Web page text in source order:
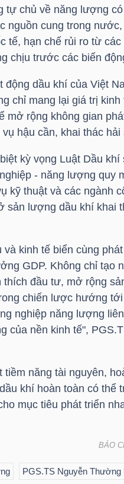
tự chủ về năng lượng
nguồn cung trong
tế, hạn chế rủi ro từ
chịu trước các biến
dầu khí của Việt
chỉ mang lại giá trị
mở rộng không gian
hậu cần, khai thác
kỳ vọng Luật Dầu khí
- năng lượng quy
kỹ thuật và các ngành
sản lượng dầu khí khai
kinh tế biển cùng
GDP. Không chỉ tạo
đầu tư, mở rộng
chiến lược hướng
nghiệp năng lượng
của nền kinh tế",
năng tài nguyên,
khí hoàn toàn có thể
mục tiêu phát triển
BÁO
PGS.TS Nguyễn Thường